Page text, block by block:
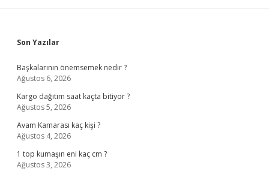
Sidebar
Son Yazılar
Başkalarının önemsemek nedir ?
Ağustos 6, 2026
Kargo dağıtım saat kaçta bitiyor ?
Ağustos 5, 2026
Avam Kamarası kaç kişi ?
Ağustos 4, 2026
1 top kumaşın eni kaç cm ?
Ağustos 3, 2026